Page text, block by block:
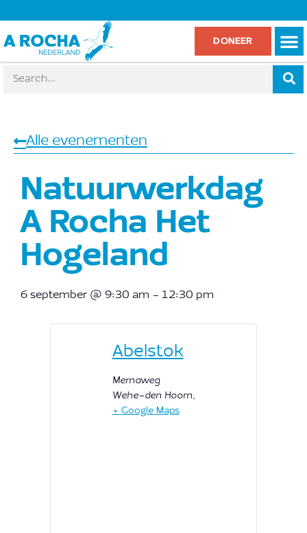
DONEER
Alle evenementen
Natuurwerkdag
A Rocha Het
Hogeland
6 september @ 9:30 am - 12:30 pm
Abelstok
Mernaweg
Wehe-den Hoorn,
+ Google Maps